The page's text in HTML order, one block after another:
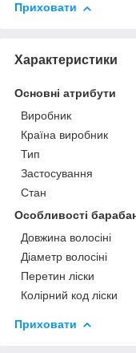
Приховати
Характеристики
Основні атрибути
Виробник
Країна виробник
Тип
Застосування
Стан
Особливості
Довжина волосіні
Діаметр волосіні
Перетин ліски
Колірний код ліски
Приховати